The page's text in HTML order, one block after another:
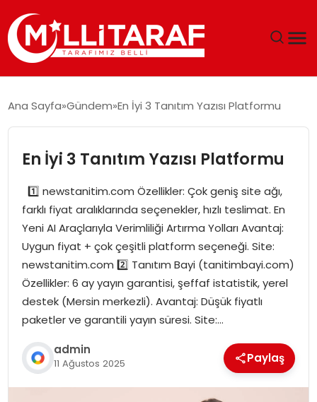
ÖZEL SAYFALAR
TEKNOLOJI
EKONOMI
SPOR
SIYASET
MAGAZIN
Ana Sayfa Gündem En İyi 3 Tanıtım Yazısı Platformu
En İyi 3 Tanıtım Yazısı Platformu
1️⃣ newstanitim.com Özellikler: Çok geniş site ağı,
farklı fiyat aralıklarında seçenekler, hızlı teslimat. En
Yeni AI Araçlarıyla Verimliliği Artırma Yolları Avantaj:
Uygun fiyat + çok çeşitli platform seçeneği. Site:
newstanitim.com 2️⃣ Tanıtım Bayi (tanitimbayi.com)
Özellikler: 6 ay yayın garantisi, şeffaf istatistik, yerel
destek (Mersin merkezli). Avantaj: Düşük fiyatlı
paketler ve garantili yayın süresi. Site:…
admin
11 Ağustos 2025 Paylaş